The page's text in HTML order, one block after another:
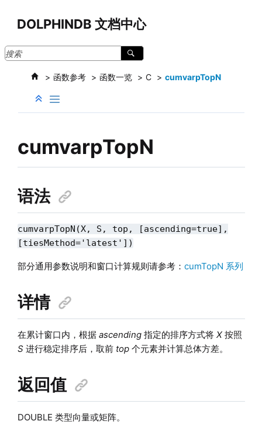
DOLPHINDB 文档中心
函数参考 函数一览 C cumvarpTopN
cumvarpTopN
语法
cumvarpTopN(X, S, top, [ascending=true],
[tiesMethod='latest'])
部分通用参数说明和窗口计算规则请参考： cumTopN 系列
详情
在累计窗口内，根据 ascending指定的排序方式将 X按照
S进行稳定排序后，取前 top个元素并计算总体方差。
返回值
DOUBLE 类型向量或矩阵。